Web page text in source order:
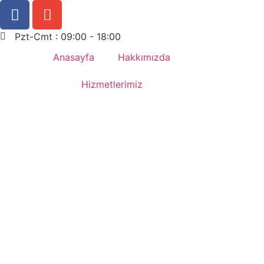
Pzt-Cmt : 09:00 - 18:00
Anasayfa
Hakkımızda
Hizmetlerimiz